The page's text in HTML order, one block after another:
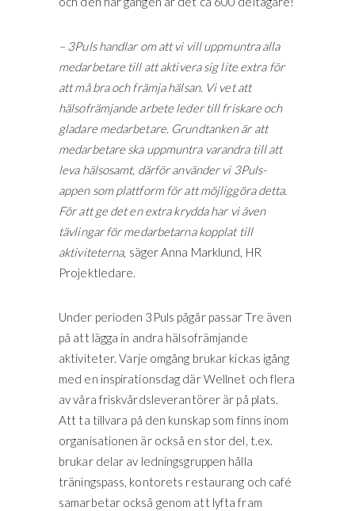
– 3Puls handlar om att vi vill uppmuntra alla
medarbetare till att aktivera sig lite extra för
att må bra och främja hälsan. Vi vet att
hälsofrämjande arbete leder till friskare och
gladare medarbetare. Grundtanken är att
medarbetare ska uppmuntra varandra till att
leva hälsosamt, därför använder vi 3Puls-
appen som plattform för att möjliggöra detta.
För att ge det en extra krydda har vi även
tävlingar för medarbetarna kopplat till
aktiviteterna, säger Anna Marklund, HR
Projektledare.
Under perioden 3Puls pågår passar Tre även
på att lägga in andra hälsofrämjande
aktiviteter. Varje omgång brukar kickas igång
med en inspirationsdag där Wellnet och flera
av våra friskvårdsleverantörer är på plats.
Att ta tillvara på den kunskap som finns inom
organisationen är också en stor del, t.ex.
brukar delar av ledningsgruppen hålla
träningspass, kontorets restaurang och café
samarbetar också genom att lyfta fram